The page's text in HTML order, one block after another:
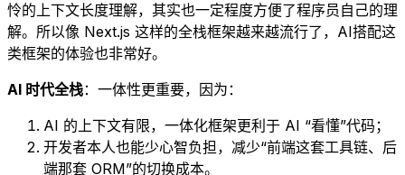
怜的上下文长度理解，其实也一定程度方便了程序员自己的理
解。所以像 Next.js 这样的全栈框架越来越流行了，AI搭配这
类框架的体验也非常好。
AI 时代全栈：一体性更重要，因为：
AI 的上下文有限，一体化框架更利于 AI “看懂”代码；
开发者本人也能少心智负担，减少“前端这套工具链、后
端那套 ORM”的切换成本。